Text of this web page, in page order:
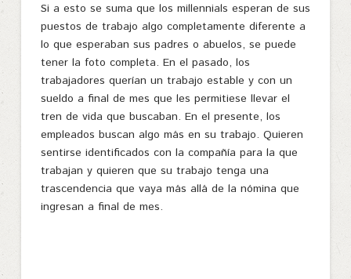
Si a esto se suma que los millennials esperan de sus
puestos de trabajo algo completamente diferente a
lo que esperaban sus padres o abuelos, se puede
tener la foto completa. En el pasado, los
trabajadores querían un trabajo estable y con un
sueldo a final de mes que les permitiese llevar el
tren de vida que buscaban. En el presente, los
empleados buscan algo más en su trabajo. Quieren
sentirse identificados con la compañía para la que
trabajan y quieren que su trabajo tenga una
trascendencia que vaya más allá de la nómina que
ingresan a final de mes.